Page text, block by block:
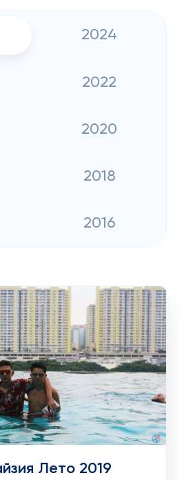
2024
2022
2020
2018
2016
Лето 2019